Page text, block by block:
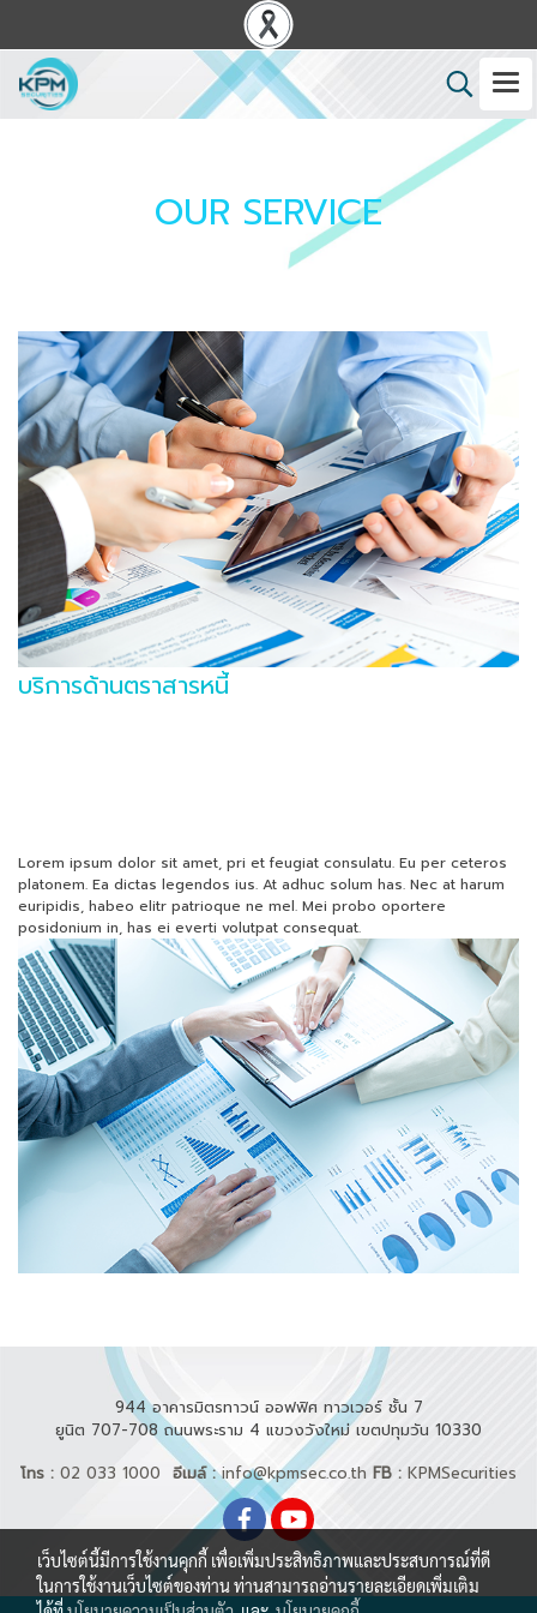
OUR SERVICE
บริการด้านตราสารหนี้
Lorem ipsum dolor sit amet, pri et feugiat consulatu. Eu per ceteros
platonem. Ea dictas legendos ius. At adhuc solum has. Nec at harum
euripidis, habeo elitr patrioque ne mel. Mei probo oportere
posidonium in, has ei everti volutpat consequat.
944 อาคารมิตรทาวน์ ออฟฟิศ ทาวเวอร์ ชั้น 7
ยูนิต 707-708 ถนนพระราม 4 แขวงวังใหม่ เขตปทุมวัน 10330
โทร : 02 033 1000 อีเมล์ :info@kpmsec.co.th FB : KPMSecurities
เว็บไซต์นี้มีการใช้งานคุกกี้ เพื่อเพิ่มประสิทธิภาพและประสบการณ์ที่ดี
ในการใช้งานเว็บไซต์ของท่าน ท่านสามารถอ่านรายละเอียดเพิ่มเติม